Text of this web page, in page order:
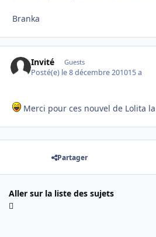
Branka
Invité Guests
Posté(e) le 8 décembre 201015 a
Merci pour ces nouvel de Lolita
Partager
Aller sur la liste des sujets